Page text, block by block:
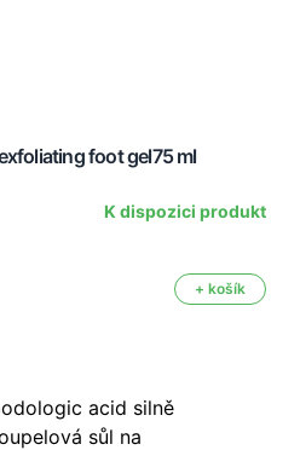
foot gel75 ml
K dispozici produkt
+ košík